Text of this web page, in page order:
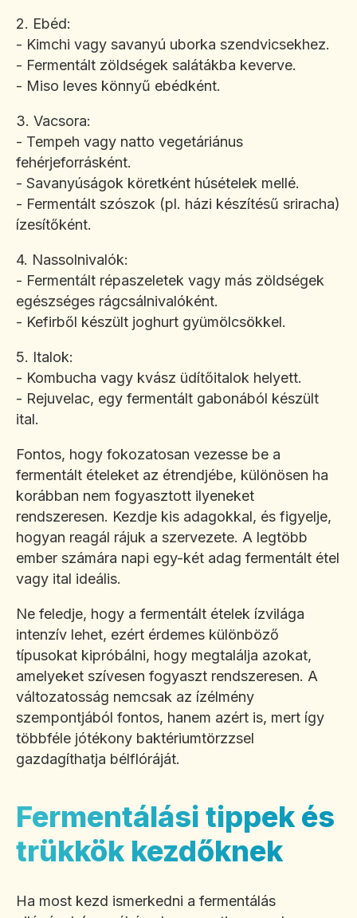
2. Ebéd:
- Kimchi vagy savanyú uborka szendvicsekhez.
- Fermentált zöldségek salátákba keverve.
- Miso leves könnyű ebédként.
3. Vacsora:
- Tempeh vagy natto vegetáriánus
fehérjeforrásként.
- Savanyúságok köretként húsételek mellé.
- Fermentált szószok (pl. házi készítésű sriracha)
ízesítőként.
4. Nassolnivalók:
- Fermentált répaszeletek vagy más zöldségek
egészséges rágcsálnivalóként.
- Kefirből készült joghurt gyümölcsökkel.
5. Italok:
- Kombucha vagy kvász üdítőitalok helyett.
- Rejuvelac, egy fermentált gabonából készült
ital.
Fontos, hogy fokozatosan vezesse be a
fermentált ételeket az étrendjébe, különösen ha
korábban nem fogyasztott ilyeneket
rendszeresen. Kezdje kis adagokkal, és figyelje,
hogyan reagál rájuk a szervezete. A legtöbb
ember számára napi egy-két adag fermentált étel
vagy ital ideális.
Ne feledje, hogy a fermentált ételek ízvilága
intenzív lehet, ezért érdemes különböző
típusokat kipróbálni, hogy megtalálja azokat,
amelyeket szívesen fogyaszt rendszeresen. A
változatosság nemcsak az ízélmény
szempontjából fontos, hanem azért is, mert így
többféle jótékony baktériumtörzzsel
gazdagíthatja bélflóráját.
Fermentálási tippek és
trükkök kezdőknek
Ha most kezd ismerkedni a fermentálás